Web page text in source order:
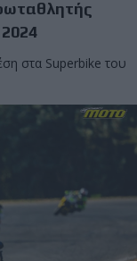
στα Superbike του